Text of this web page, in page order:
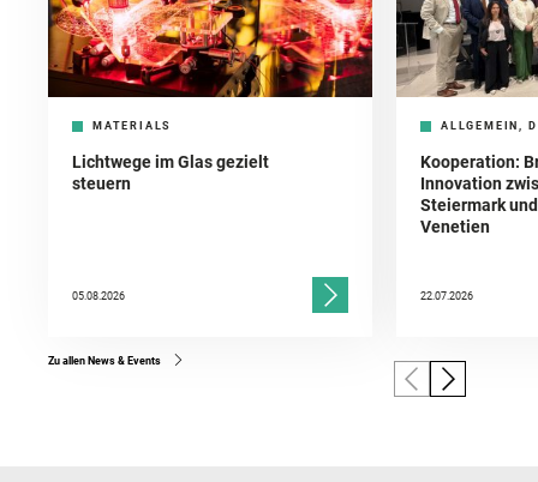
MATERIALS
Lichtwege im Glas gezielt
steuern
05.08.2026
ALLGEMEIN,
Kooperation:
Innovation
Steiermark
Venetien
22.07.2026
Zu allen News & Events